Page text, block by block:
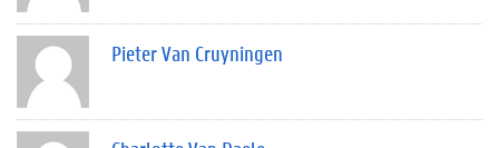
Pieter Van Cruyningen